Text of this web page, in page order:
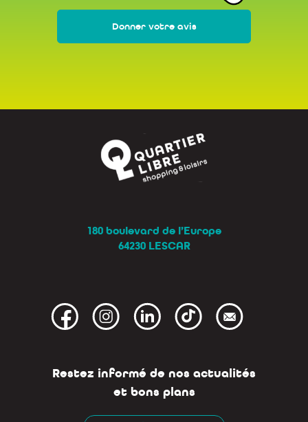
Donner votre avis
180 boulevard de l’Europe
64230 LESCAR
Restez informé de nos actualités
et bons plans